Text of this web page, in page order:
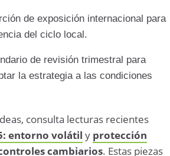
de exposición internacional para
del ciclo local.
de revisión trimestral para
la estrategia a las condiciones
consulta lecturas recientes
entorno volátil y protección
cambiarios. Estas piezas